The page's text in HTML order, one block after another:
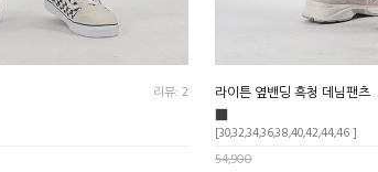
리뷰: 2 라이튼 옆밴딩 흑청 데님팬츠
[30,32,34,36,38,40,42,44,46 ]
54,900